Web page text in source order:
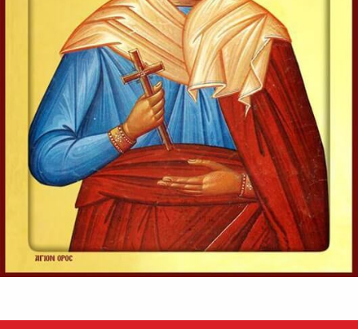
Ap. II Corinteni 1, 12-20
Evanghelia zilei
În vremea aceea s-au apropiat de Iisus saducheii, cei ce
zic că nu este înviere, și L-au întrebat, zicând:
Învățătorule, Moise a zis: «Dacă cineva moare neavând
copii, fratele...
Ev. Matei 22, 23-33
doxologia.ro
Preia articolele Doxologia în site-ul tău!